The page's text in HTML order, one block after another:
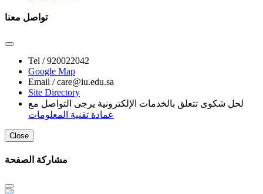
تواصل معنا
Tel /920022042
Google Map
Email /care@iu.edu.sa
Site Directory
لحل شكوى تتعلق بالخدمات الإلكترونية يرجى التواصل مع
عمادة تقنية المعلومات
Close
مشاركة الصفحة